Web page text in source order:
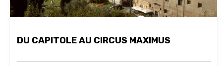
DU CAPITOLE AU CIRCUS MAXIMUS